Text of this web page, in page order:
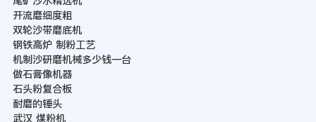
开流磨细度粗
双轮沙带磨底机
钢铁高炉 制粉工艺
机制沙研磨机械多少钱一台
做石膏像机器
石头粉复合板
耐磨的锤头
武汉 煤粉机